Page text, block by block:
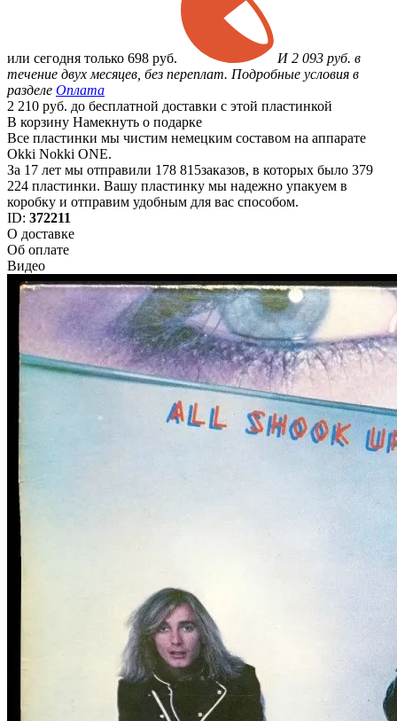
или сегодня только 698 руб.
И 2 093 руб. в
течение двух месяцев, без переплат. Подробные условия в
разделе Оплата
2 210 руб. до бесплатной доставки с этой пластинкой
В корзину Намекнуть о подарке
Все пластинки мы чистим немецким составом на аппарате
Okki Nokki ONE.
За 17 лет мы отправили 178 815заказов, в которых было 379
224 пластинки. Вашу пластинку мы надежно упакуем в
коробку и отправим удобным для вас способом.
ID: 372211
О доставке
Об оплате
Видео